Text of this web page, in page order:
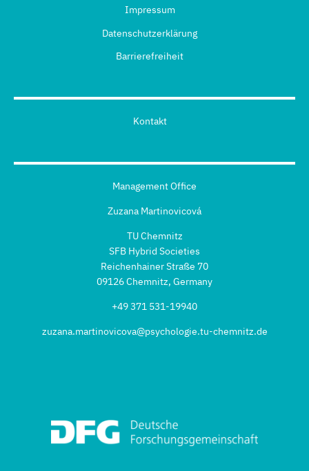
Impressum
Datenschutzerklärung
Barrierefreiheit
Kontakt
Management Office
Zuzana Martinovicová
TU Chemnitz
SFB Hybrid Societies
Reichenhainer Straße 70
09126 Chemnitz, Germany
+49 371 531-19940
zuzana.martinovicova@psychologie.tu-chemnitz.de